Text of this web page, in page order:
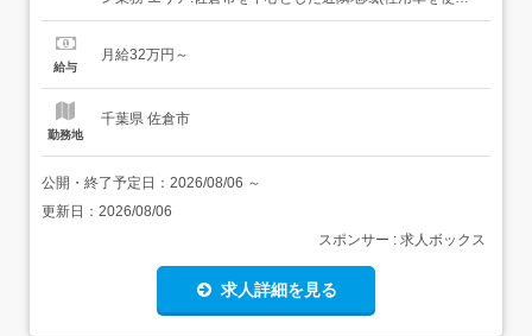
用)1日4～5件程度の訪問を予定・佐倉(本所)・四街道・八
転勤の可能性:あり転勤範囲:佐倉、四街道、八街、印西
給与
月給32万円～
勤務地
千葉県 佐倉市
公開・終了予定日： 2026/08/06 ～
更新日： 2026/08/06
スポンサー : 求人ボックス
求人詳細を見る